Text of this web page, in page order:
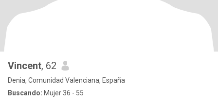
Vincent, 62
Denia, Comunidad Valenciana, España
Buscando: Mujer 36 - 55